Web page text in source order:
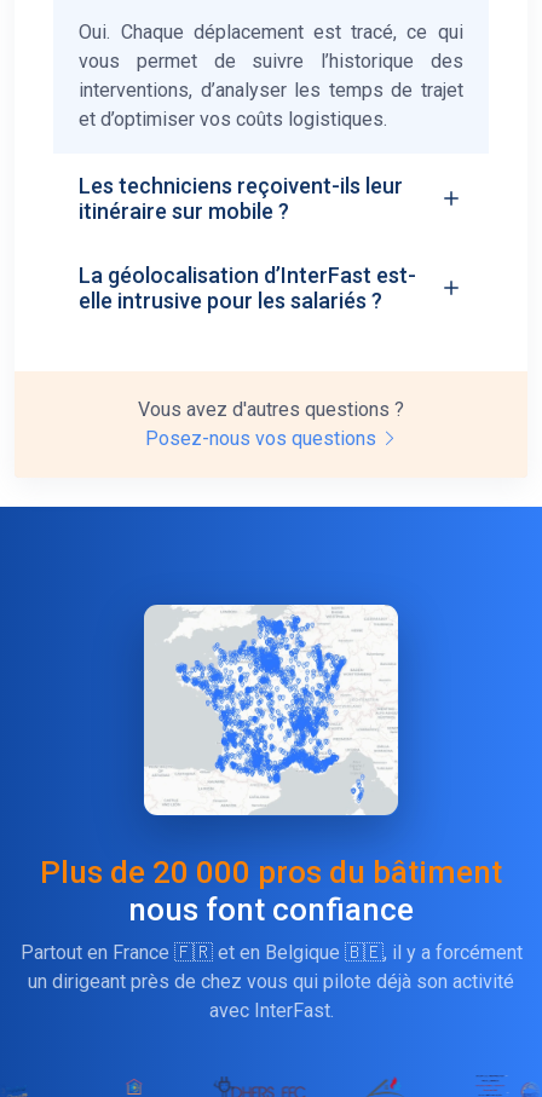
Oui. Chaque déplacement est tracé, ce qui
vous permet de suivre l’historique des
interventions, d’analyser les temps de trajet
et d’optimiser vos coûts logistiques.
Les techniciens reçoivent-ils leur
itinéraire sur mobile ?
La géolocalisation d’InterFast est-
elle intrusive pour les salariés ?
Vous avez d'autres questions ?
Posez-nous vos questions
Plus de 20 000 pros du bâtiment
nous font confiance
Partout en France 🇫🇷 et en Belgique 🇧🇪, il y a forcément
un dirigeant près de chez vous qui pilote déjà son activité
avec InterFast.